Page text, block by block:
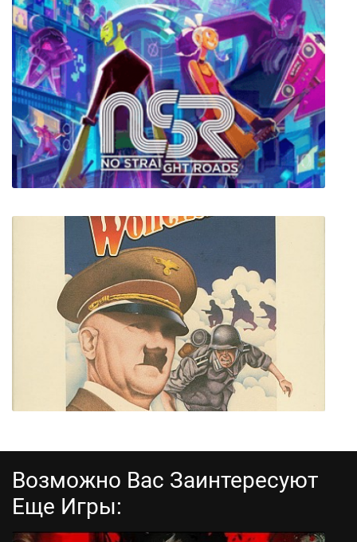
Черные Бушлаты
No Straight Roads
Возможно Вас Заинтересуют
Еще Игры: